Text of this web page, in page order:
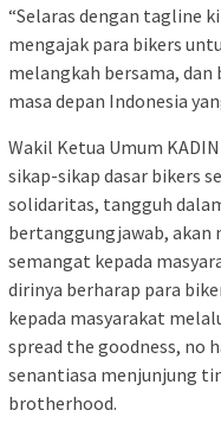
“Selaras dengan tagline
mengajak para bikers
melangkah bersama, dan
masa depan Indonesia
Wakil Ketua Umum
sikap-sikap dasar bikers
solidaritas, tangguh
bertanggungjawab, akan
semangat kepada
dirinya berharap para
kepada masyarakat
spread the goodness, no
senantiasa menjunjung
brotherhood.